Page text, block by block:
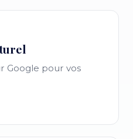
Google pour vos